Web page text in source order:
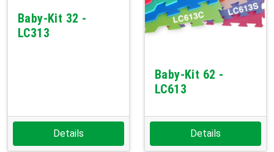
Baby-Kit 32 -
LC313
Details
Baby-Kit 62 -
LC613
Details